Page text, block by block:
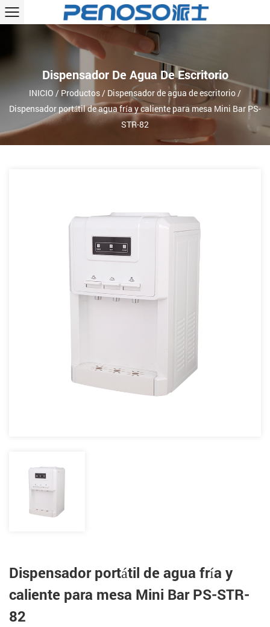
Dispensador De Agua De Escritorio
INICIO / Productos/ Dispensador de agua de escritorio/
Dispensador portátil de agua fría y caliente para mesa Mini Bar PS-
STR-82
Dispensador portátil de agua fría y
caliente para mesa Mini Bar PS-STR-
82